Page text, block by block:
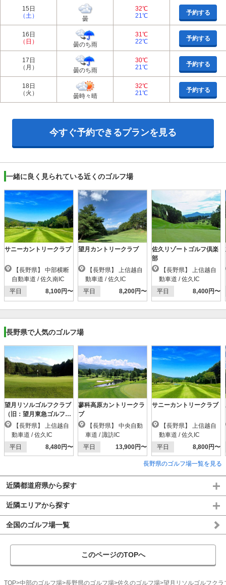
15日
（土）
曇
32℃
21℃
予約する
16日
（日）
曇のち雨
31℃
22℃
予約する
17日
（月）
曇のち雨
30℃
21℃
予約する
18日
（火）
曇時々晴
32℃
21℃
予約する
今すぐ予約できるプランを見る
一緒に良く見られている近くのゴルフ場
サニーカントリークラブ
自動車道 / 佐久南IC
平日
8,100円〜
望月カントリークラブ
動車道 / 佐久IC
平日
8,200円〜
佐久リゾートゴルフ倶楽
部
動車道 / 佐久IC
平日
8,400円〜
長野県で人気のゴルフ場
望月リソルゴルフクラブ
（旧：望月東急ゴルフク
ラブ）
動車道 / 佐久IC
平日
8,480円〜
蓼科高原カントリークラ
ブ
車道 / 諏訪IC
平日
13,900円〜
サニーカントリークラブ
動車道 / 佐久IC
平日
8,800円〜
長野県のゴルフ場一覧を見る
近隣都道府県から探す
近隣エリアから探す
全国のゴルフ場一覧
このページのTOPへ
TOP 中部のゴルフ場 長野県のゴルフ場 佐久のゴルフ場 望月リソルゴルフク